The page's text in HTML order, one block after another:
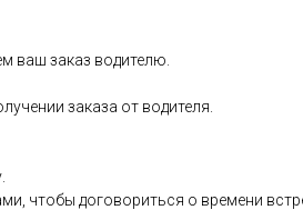
ваш заказ водителю.
заказа от водителя.
чтобы договориться о времени